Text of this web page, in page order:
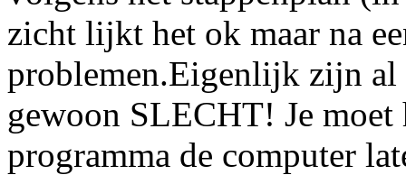
zicht lijkt het ok maar na
problemen.Eigenlijk zijn al
gewoon SLECHT! Je moet
programma de computer